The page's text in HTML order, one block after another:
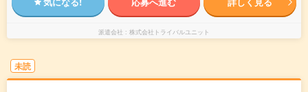
派遣会社 株式会社トライバルユニット
未読